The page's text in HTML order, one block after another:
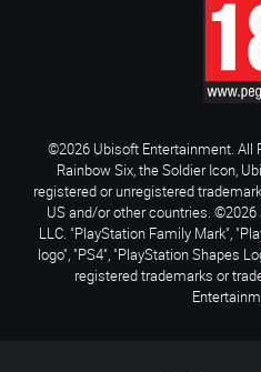
©2026 Ubisoft Entertainment. All
Rainbow Six, the Soldier Icon,
registered or unregistered
US and/or other countries.
LLC. "PlayStation Family Mark",
logo", "PS4", "PlayStation Shapes
registered trademarks or